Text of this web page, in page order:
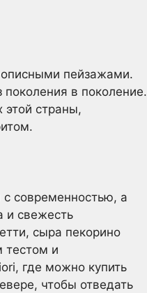
пейзажами.
в поколение.
этой страны,
с современностью, а
и свежесть
сыра пекорино
тестом и
где можно купить
чтобы отведать